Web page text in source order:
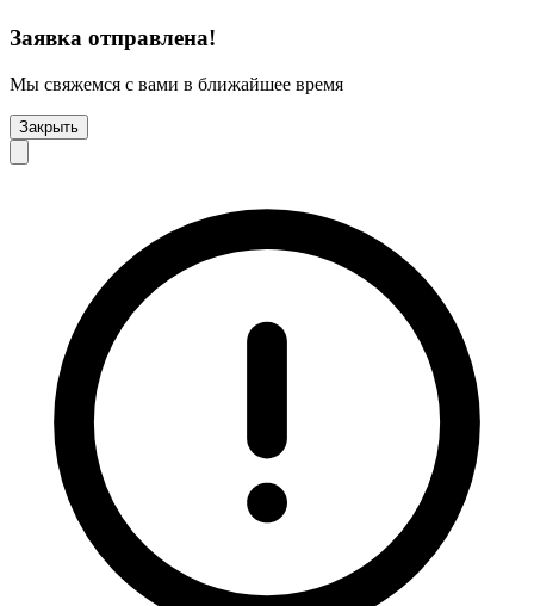
Заявка отправлена!
Мы свяжемся с вами в ближайшее время
Закрыть